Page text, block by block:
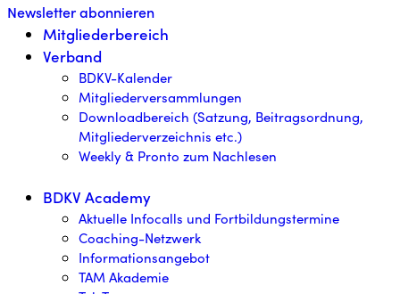
Newsletter abonnieren
Mitgliederbereich
Verband
BDKV-Kalender
Mitgliederversammlungen
Downloadbereich (Satzung, Beitragsordnung,
Mitgliederverzeichnis etc.)
Weekly & Pronto zum Nachlesen
BDKV Academy
Aktuelle Infocalls und Fortbildungstermine
Coaching-Netzwerk
Informationsangebot
TAM Akademie